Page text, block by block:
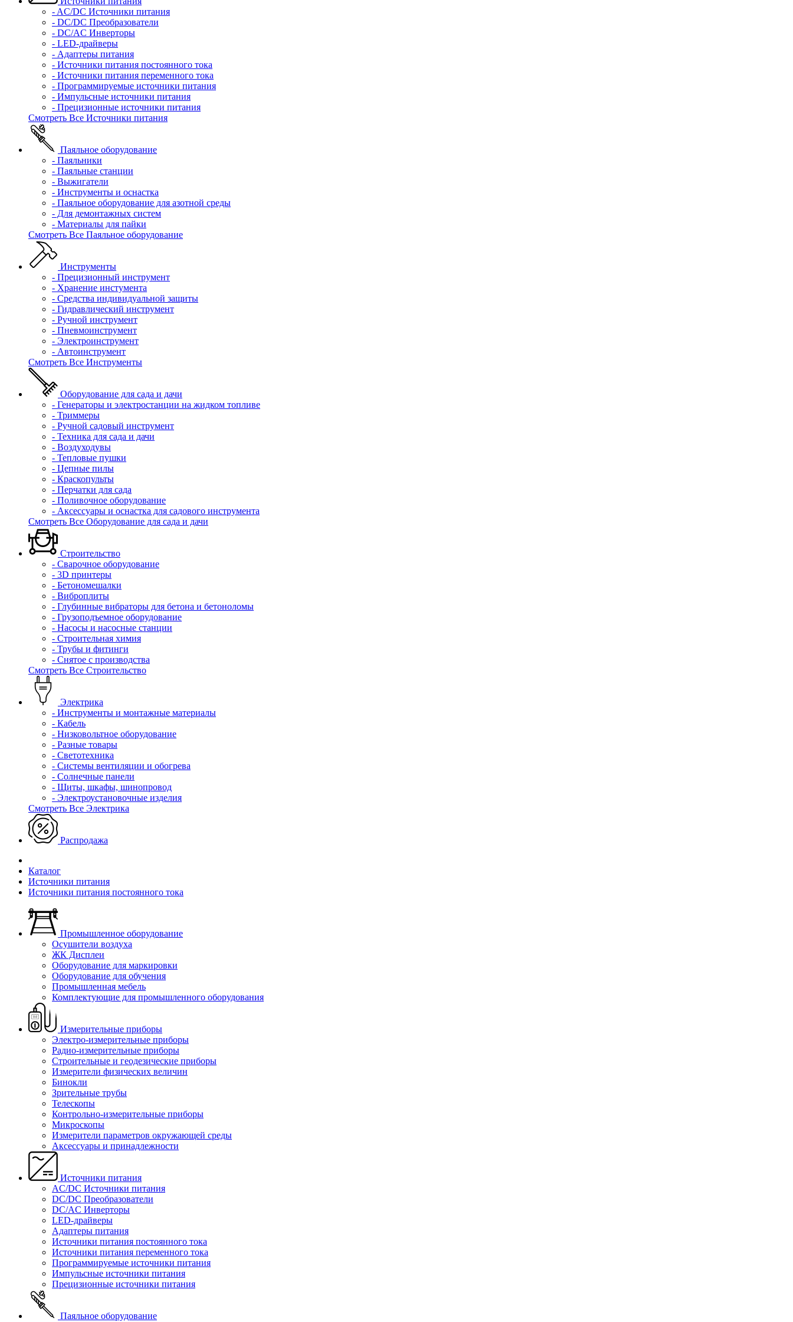
- AC/DC Источники питания
- DC/DC Преобразователи
- DC/AC Инверторы
- LED-драйверы
- Адаптеры питания
- Источники питания постоянного тока
- Источники питания переменного тока
- Программируемые источники питания
- Импульсные источники питания
- Прецизионные источники питания
Смотреть Все Источники питания
Паяльное оборудование
- Паяльники
- Паяльные станции
- Выжигатели
- Инструменты и оснастка
- Паяльное оборудование для азотной среды
- Для демонтажных систем
- Материалы для пайки
Смотреть Все Паяльное оборудование
Инструменты
- Прецизионный инструмент
- Хранение инстумента
- Средства индивидуальной защиты
- Гидравлический инструмент
- Ручной инструмент
- Пневмоинструмент
- Электроинструмент
- Автоинструмент
Смотреть Все Инструменты
Оборудование для сада и дачи
- Генераторы и электростанции на жидком топливе
- Триммеры
- Ручной садовый инструмент
- Техника для сада и дачи
- Воздуходувы
- Тепловые пушки
- Цепные пилы
- Краскопульты
- Перчатки для сада
- Поливочное оборудование
- Аксессуары и оснастка для садового инструмента
Смотреть Все Оборудование для сада и дачи
Строительство
- Сварочное оборудование
- 3D принтеры
- Бетономешалки
- Виброплиты
- Глубинные вибраторы для бетона и бетоноломы
- Грузоподъемное оборудование
- Насосы и насосные станции
- Строительная химия
- Трубы и фитинги
- Снятое с производства
Смотреть Все Строительство
Электрика
- Инструменты и монтажные материалы
- Кабель
- Низковольтное оборудование
- Разные товары
- Светотехника
- Системы вентиляции и обогрева
- Солнечные панели
- Щиты, шкафы, шинопровод
- Электроустановочные изделия
Смотреть Все Электрика
Распродажа
Каталог
Источники питания
Источники питания постоянного тока
Промышленное оборудование
Осушители воздуха
ЖК Дисплеи
Оборудование для маркировки
Оборудование для обучения
Промышленная мебель
Комплектующие для промышленного оборудования
Измерительные приборы
Электро-измерительные приборы
Радио-измерительные приборы
Строительные и геодезические приборы
Измерители физических величин
Бинокли
Зрительные трубы
Телескопы
Контрольно-измерительные приборы
Микроскопы
Измерители параметров окружающей среды
Аксессуары и принадлежности
Источники питания
AC/DC Источники питания
DC/DC Преобразователи
DC/AC Инверторы
LED-драйверы
Адаптеры питания
Источники питания постоянного тока
Источники питания переменного тока
Программируемые источники питания
Импульсные источники питания
Прецизионные источники питания
Паяльное оборудование